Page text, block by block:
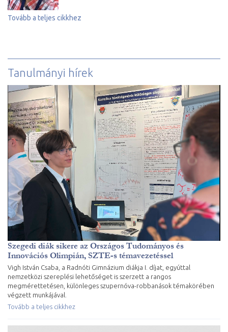
Tovább a teljes cikkhez
Tanulmányi hírek
Szegedi diák sikere az Országos Tudományos és
Innovációs Olimpián, SZTE-s témavezetéssel
Vigh István Csaba, a Radnóti Gimnázium diákja I. díjat, egyúttal
nemzetközi szereplési lehetőséget is szerzett a rangos
megmérettetésen, különleges szupernóva-robbanások témakörében
végzett munkájával.
Tovább a teljes cikkhez